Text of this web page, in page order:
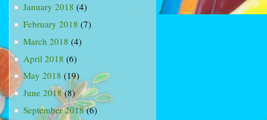
January 2018 (4)
February 2018 (7)
March 2018 (4)
April 2018 (6)
May 2018 (19)
June 2018(8)
September 2018(6)